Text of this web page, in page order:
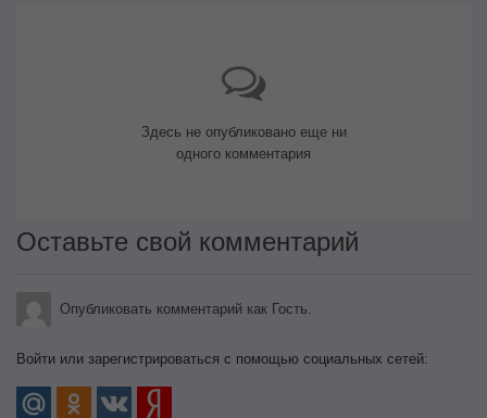
Здесь не опубликовано еще ни
одного комментария
Оставьте свой комментарий
Опубликовать комментарий как Гость.
Войти или зарегистрироваться с помощью социальных сетей: